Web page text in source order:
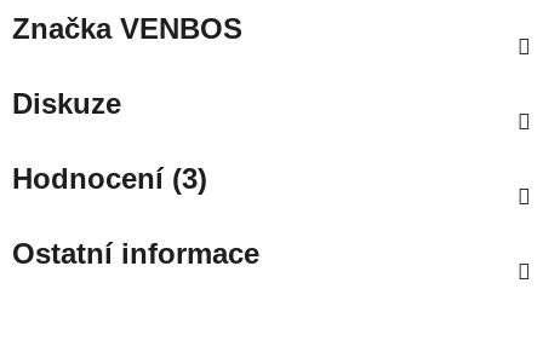
ZnačkaVENBOS
Diskuze
Hodnocení (3)
Ostatní informace